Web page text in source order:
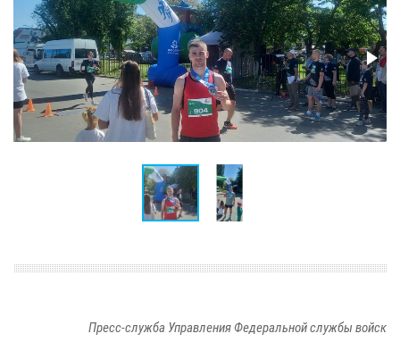
Пресс-служба Управления Федеральной службы войск